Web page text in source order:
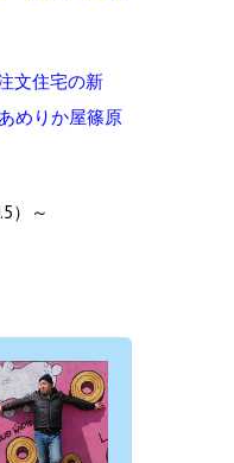
文住宅の新
めりか屋篠原
）～